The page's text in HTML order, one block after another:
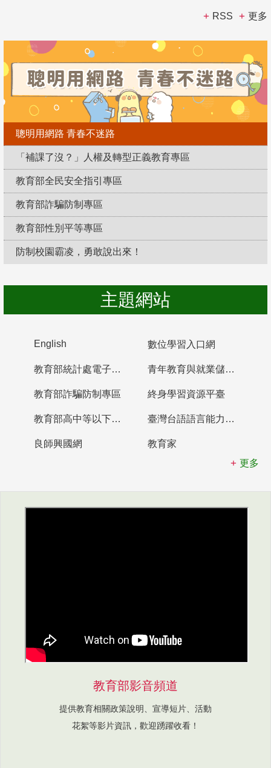
RSS 更多
聰明用網路 青春不迷路
「補課了沒？」人權及轉型正義教育專區
教育部全民安全指引專區
教育部詐騙防制專區
教育部性別平等專區
防制校園霸凌，勇敢說出來！
主題網站
English 數位學習入口網
教育部統計處電子書櫃 青年教育與就業儲蓄帳戶
教育部詐騙防制專區 終身學習資源平臺
教育部高中等以下學校及幼兒園教師資格檢定考試 臺灣台語語言能力認證網站
良師興國網
教育家
更多
教育部影音頻道
提供教育相關政策說明、宣導短片、活動
花絮等影片資訊，歡迎踴躍收看！